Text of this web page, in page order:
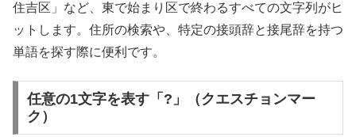
住吉区」など、東で始まり区で終わるすべての文字列がヒ
ットします。住所の検索や、特定の接頭辞と接尾辞を持つ
単語を探す際に便利です。
任意の1文字を表す「?」（クエスチョンマー
ク）